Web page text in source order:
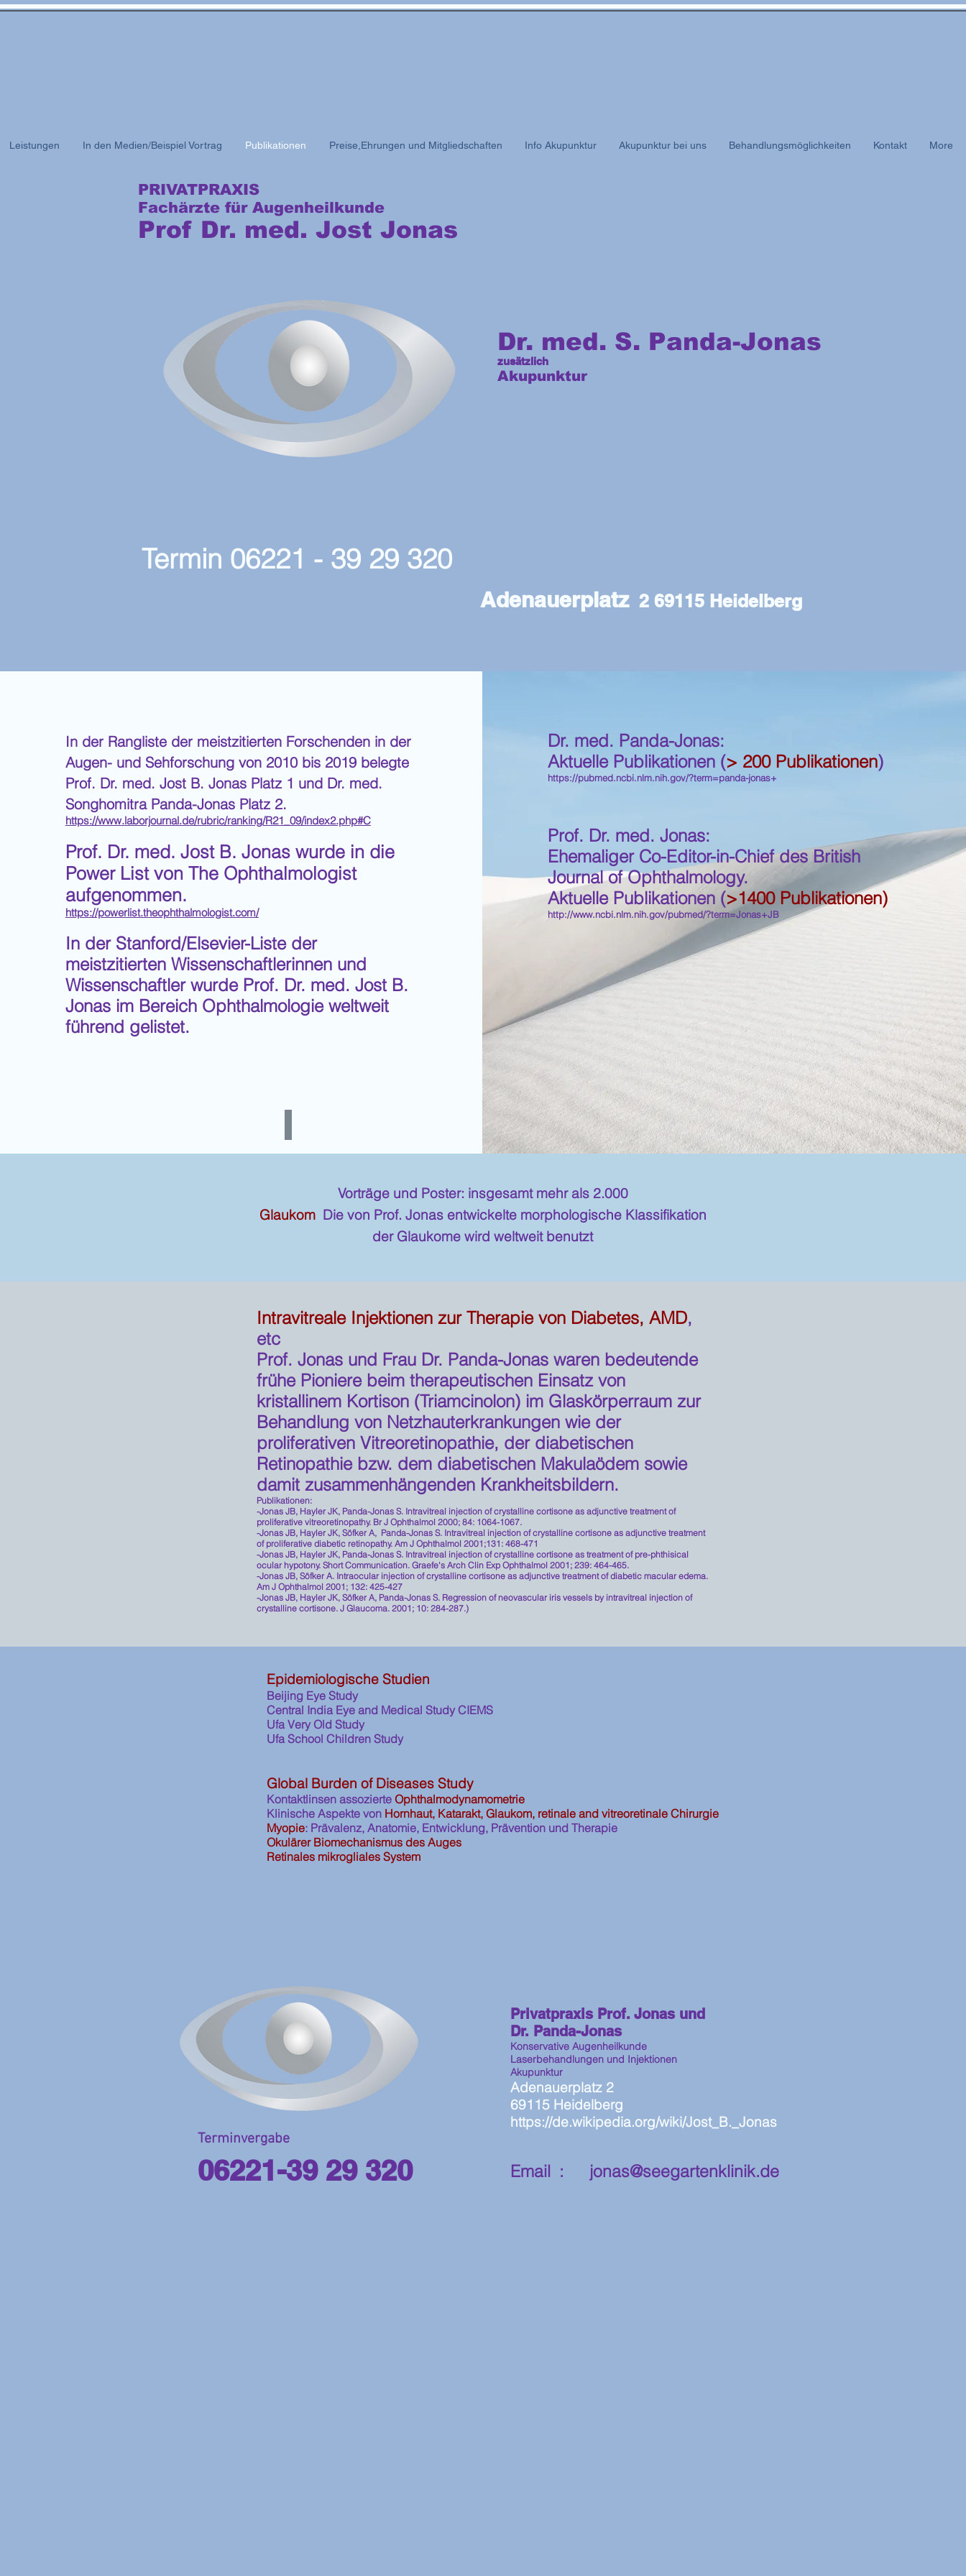
Leistungen In den Medien/Beispiel Vortrag Publikationen Preise,Ehrungen und Mitgliedschaften Info Akupunktur Akupunktur bei uns Behandlungsmöglichkeiten Kontakt More
PRIVATPRAXIS
Fachärzte für Augenheilkunde
Prof Dr. med. Jost Jonas
Dr. med. S. Panda-Jonas
zusätzlich
Akupunktur
Termin 06221 - 39 29 320
Adenauerplatz2 69115 Heidelberg
In der Rangliste der meistzitierten Forschenden in der
Augen- und Sehforschung von 2010 bis 2019 belegte
Prof. Dr. med. Jost B. Jonas Platz 1 und Dr. med.
Songhomitra Panda-Jonas Platz 2.
https://www.laborjournal.de/rubric/ranking/R21_09/index2.php#C
Prof. Dr. med. Jost B. Jonas wurde in die
Power List von The Ophthalmologist
aufgenommen.
https://powerlist.theophthalmologist.com/
In der Stanford/Elsevier-Liste der
meistzitierten Wissenschaftlerinnen und
Wissenschaftler wurde Prof. Dr. med. Jost B.
Jonas im Bereich Ophthalmologie weltweit
führend gelistet.
Dr. med. Panda-Jonas:
Aktuelle Publikationen (> 200 Publikationen)
https://pubmed.ncbi.nlm.nih.gov/?term=panda-jonas+
Prof. Dr. med. Jonas:
Ehemaliger Co-Editor-in-Chief des British
Journal of Ophthalmology.
Aktuelle Publikationen (>1400 Publikationen)
http://www.ncbi.nlm.nih.gov/pubmed/?term=Jonas+JB
Vorträge und Poster: insgesamt mehr als 2.000
Glaukom Die von Prof. Jonas entwickelte morphologische Klassifikation
der Glaukome wird weltweit benutzt
Intravitreale Injektionen zur Therapie von Diabetes, AMD,
etc
Prof. Jonas und Frau Dr. Panda-Jonas waren bedeutende
frühe Pioniere beim therapeutischen Einsatz von
kristallinem Kortison (Triamcinolon) im Glaskörperraum zur
Behandlung von Netzhauterkrankungen wie der
proliferativen Vitreoretinopathie, der diabetischen
Retinopathie bzw. dem diabetischen Makulaödem sowie
damit zusammenhängenden Krankheitsbildern.
Publikationen:
-Jonas JB, Hayler JK, Panda-Jonas S. Intravitreal injection of crystalline cortisone as adjunctive treatment of
proliferative vitreoretinopathy. Br J Ophthalmol 2000; 84: 1064-1067.
-Jonas JB, Hayler JK, Söfker A, Panda-Jonas S. Intravitreal injection of crystalline cortisone as adjunctive treatment
of proliferative diabetic retinopathy. Am J Ophthalmol 2001;131: 468-471
-Jonas JB, Hayler JK, Panda-Jonas S. Intravitreal injection of crystalline cortisone as treatment of pre-phthisical
ocular hypotony. Short Communication. Graefe's Arch Clin Exp Ophthalmol 2001; 239: 464-465.
-Jonas JB, Söfker A. Intraocular injection of crystalline cortisone as adjunctive treatment of diabetic macular edema.
Am J Ophthalmol 2001; 132: 425-427
-Jonas JB, Hayler JK, Söfker A, Panda-Jonas S. Regression of neovascular iris vessels by intravitreal injection of
crystalline cortisone. J Glaucoma. 2001; 10: 284-287.)
Epidemiologische Studien
Beijing Eye Study
Central India Eye and Medical Study CIEMS
Ufa Very Old Study
Ufa School Children Study
Global Burden of Diseases Study
Kontaktlinsen assozierte Ophthalmodynamometrie
Klinische Aspekte von Hornhaut, Katarakt, Glaukom, retinale and vitreoretinale Chirurgie
Myopie: Prävalenz, Anatomie, Entwicklung, Prävention und Therapie
Okulärer Biomechanismus des Auges
Retinales mikrogliales System
Privatpraxis Prof. Jonas und
Dr. Panda-Jonas
Konservative Augenheilkunde
Laserbehandlungen und Injektionen
Akupunktur
Adenauerplatz 2
69115 Heidelberg
https://de.wikipedia.org/wiki/Jost_B._Jonas
Terminvergabe
06221-39 29 320 Email : jonas@seegartenklinik.de